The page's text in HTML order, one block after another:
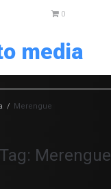
0
media
/ Merengue
Tag: Merengue